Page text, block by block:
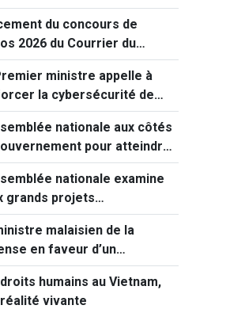
du concours de
2026 du Courrier du
"La paix et la jeunesse"
ministre appelle à
la cybersécurité de
coordonnée
nationale aux côtés
pour atteindre
à deux chiffres
nationale examine
grands projets
pour soutenir la
malaisien de la
en faveur d’un
avec le Vietnam
humains au Vietnam,
vivante